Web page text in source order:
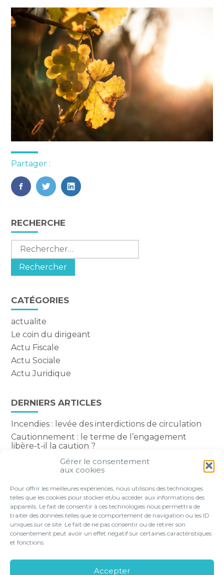
Gérer le consentement
aux cookies
Pour offrir les meilleures expériences, nous utilisons des technologies
telles que les cookies pour stocker et/ou accéder aux informations des
appareils. Le fait de consentir à ces technologies nous permettra de
traiter des données telles que le comportement de navigation ou les ID
uniques sur ce site. Le fait de ne pas consentir ou de retirer son
consentement peut avoir un effet négatif sur certaines caractéristiques
et fonctions.
Accepter
Partager :
FaceBook
TwitterLinkedIn
Blog
sidebar
RECHERCHE
Rechercher :
CATÉGORIES
actualite
Le coin du dirigeant
Actu Fiscale
Actu Sociale
Actu Juridique
DERNIERS ARTICLES
Incendies : levée des interdictions de circulation
Cautionnement : le terme de l’engagement
libère-t-il la caution ?
Transport fluvial de marchandises : une aide
financière bienvenue
comptent-elles ?
Footer
NOS SOLUTIONS EN LIGNE
LE CABINET